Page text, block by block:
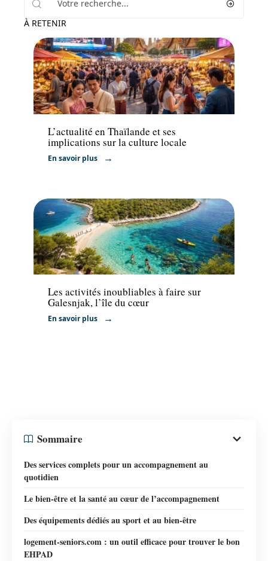
À RETENIR
Activités
L’actualité en Thaïlande et ses
implications sur la culture locale
En savoir plus
Activités
Les activités inoubliables à faire sur
Galesnjak, l’île du cœur
En savoir plus
Sommaire
Des services complets pour un accompagnement au
quotidien
Le bien-être et la santé au cœur de l’accompagnement
Des équipements dédiés au sport et au bien-être
logement-seniors.com : un outil efficace pour trouver le bon
EHPAD